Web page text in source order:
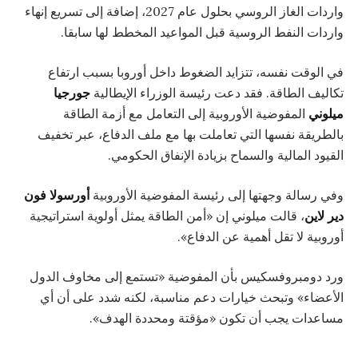
واردات الغاز الروسي بحلول عام 2027، إضافة إلى تسريع إنهاء
واردات النفط الروسية قبل المواعيد المخطط لها سابقا.
في الوقت نفسه، تتزايد الضغوط داخل أوروبا بسبب ارتفاع
تكاليف الطاقة. فقد دعت رئيسة الوزراء الإيطالية جورجيا
ميلوني المفوضية الأوروبية إلى التعامل مع أزمة الطاقة
بالطريقة نفسها التي تعاملت بها مع ملف الدفاع، عبر تخفيف
القيود المالية والسماح بزيادة الإنفاق الحكومي.
وفي رسالة وجهتها إلى رئيسة المفوضية الأوروبية أورسولا فون
دير لاين، قالت ميلوني إن «أمن الطاقة يمثل أولوية استراتيجية
أوروبية لا تقل أهمية عن الدفاع».
ورد دومبروفسكيس بأن المفوضية «تستمع إلى مخاوف الدول
الأعضاء» وتبحث خيارات دعم مناسبة، لكنه شدد على أن أي
مساعدات يجب أن تكون «مؤقتة ومحددة الهدف».